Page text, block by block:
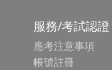
服務/考試認證
應考注意事項
帳號註冊